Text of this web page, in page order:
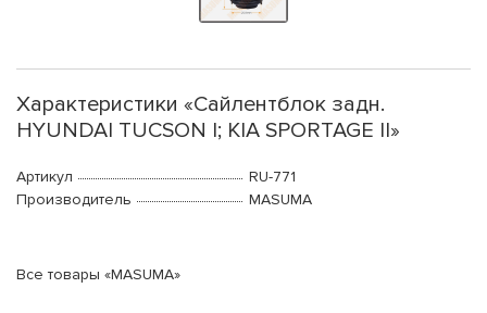
Характеристики «Сайлентблок задн.
HYUNDAI TUCSON I; KIA SPORTAGE II»
Артикул
RU-771
Производитель
MASUMA
Все товары «MASUMA»